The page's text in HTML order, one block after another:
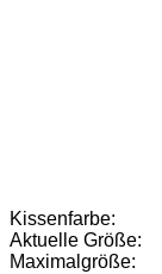
Kissenfarbe:
Aktuelle Größe:
Maximalgröße: